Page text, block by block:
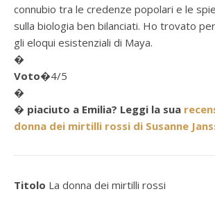
connubio tra le credenze popolari e le
sulla biologia ben bilanciati. Ho trovato
gli eloqui esistenziali di Maya.
�
Voto�4/5
�
� piaciuto a Emilia? Leggi la sua
donna dei mirtilli rossi di Susanne
Titolo La donna dei mirtilli rossi